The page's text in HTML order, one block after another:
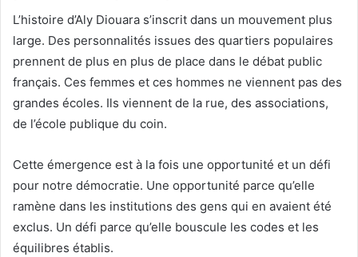
L’histoire d’Aly Diouara s’inscrit dans un mouvement plus
large. Des personnalités issues des quartiers populaires
prennent de plus en plus de place dans le débat public
français. Ces femmes et ces hommes ne viennent pas des
grandes écoles. Ils viennent de la rue, des associations,
de l’école publique du coin.
Cette émergence est à la fois une opportunité et un défi
pour notre démocratie. Une opportunité parce qu’elle
ramène dans les institutions des gens qui en avaient été
exclus. Un défi parce qu’elle bouscule les codes et les
équilibres établis.